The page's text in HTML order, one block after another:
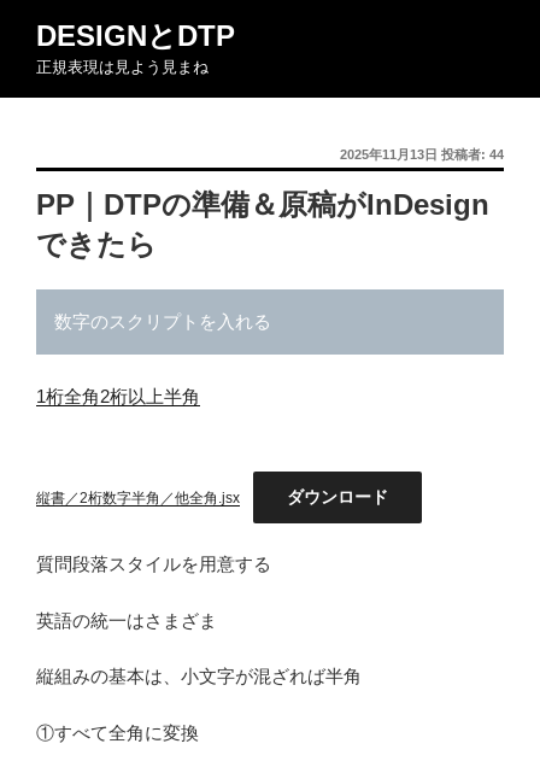
ン
DESIGNとDTP
正規表現は見よう見まね
投
稿
日:
2025年11月13日 投稿者: 44
PP｜DTPの準備＆原稿がInDesign
できたら
数字のスクリプトを入れる
1桁全角2桁以上半角
縦書／2桁数字半角／他全角.jsx ダウンロード
質問段落スタイルを用意する
英語の統一はさまざま
縦組みの基本は、小文字が混ざれば半角
①すべて全角に変換